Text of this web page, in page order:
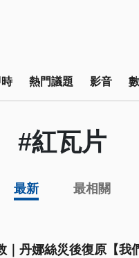
熱門議題 影音
#紅瓦片
最新 最相關
｜丹娜絲災後復原【我